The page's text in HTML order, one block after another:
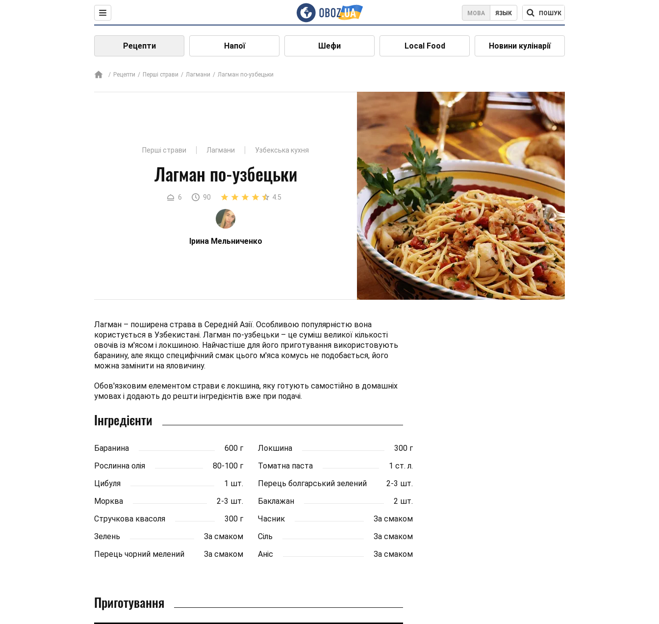
МОВА ЯЗЫК ПОШУК
Рецепти Напої Шефи Local Food Новини кулінарії
Рецепти Перші страви Лагмани Лагман по-узбецьки
Перші страви Лагмани Узбекська кухня
Лагман по-узбецьки
6 90 4.5
Ірина Мельниченко
Лагман – поширена страва в Середній Азії. Особливою популярністю вона
користується в Узбекистані. Лагман по-узбецьки – це суміш великої кількості
овочів із м'ясом і локшиною. Найчастіше для його приготування використовують
баранину, але якщо специфічний смак цього м'яса комусь не подобається, його
можна замінити на яловичину.
Обов'язковим елементом страви є локшина, яку готують самостійно в домашніх
умовах і додають до решти інгредієнтів вже при подачі.
Інгредієнти
Баранина 600 г Локшина
300 г
Рослинна олія
80-100 г Томатна паста
1 ст. л.
Цибуля
1 шт. Перець болгарський зелений
2-3 шт.
Морква
2-3 шт. Баклажан
2 шт.
Стручкова квасоля
300 г Часник
За смаком
Зелень
За смаком Сіль
За смаком
Перець чорний мелений
За смаком Аніс За смаком
Приготування